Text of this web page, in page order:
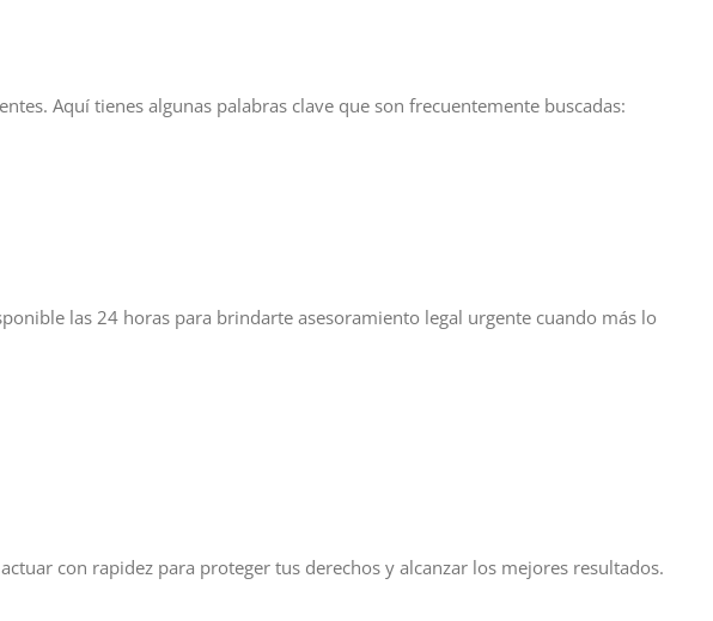
Aquí tienes algunas palabras clave que son frecuentemente buscadas:
las 24 horas para brindarte asesoramiento legal urgente cuando más lo
con rapidez para proteger tus derechos y alcanzar los mejores resultados.